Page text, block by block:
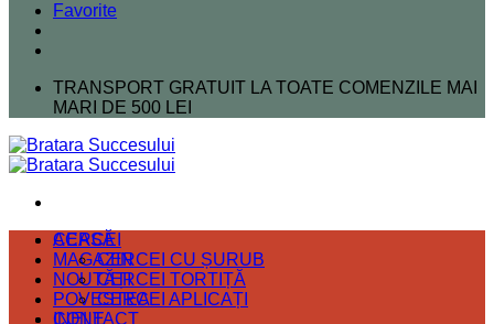
Favorite
TRANSPORT GRATUIT LA TOATE COMENZILE MAI
MARI DE 500 LEI
ACASĂ
MAGAZIN
NOUTĂȚI
POVESTEA
CONTACT
CERCEI
CERCEI CU ȘURUB
CERCEI TORTIȚĂ
CERCEI APLICAȚI
INELE